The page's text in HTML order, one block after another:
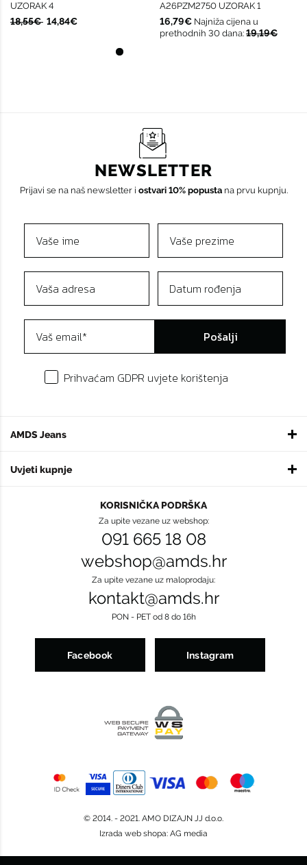
UZORAK 4
18,55€ 14,84€
A26PZM2750 UZORAK 1
16,79€ Najniža cijena u
prethodnih 30 dana: 19,19€
AMDS Jeans
Uvjeti kupnje
NEWSLETTER
Prijavi se na naš newsletter i ostvari 10% popustana prvu kupnju.
Pošalji
Prihvaćam GDPR uvjete korištenja
KORISNIČKA PODRŠKA
Za upite vezane uz webshop:
091 665 18 08
webshop@amds.hr
Za upite vezane uz maloprodaju:
kontakt@amds.hr
PON - PET od 8 do 16h
Facebook Instagram
© 2014. - 2021. AMO DIZAJN JJ d.o.o.
Izrada web shopa: AG media